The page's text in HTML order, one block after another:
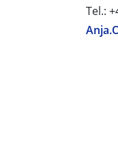
Tel.: